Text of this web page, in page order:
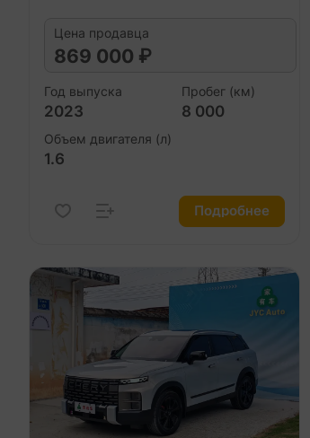
Цена продавца
869 000 ₽
Год выпуска
2023
Пробег (км)
8 000
Объем двигателя (л)
1.6
Подробнее